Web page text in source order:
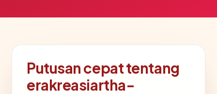
Putusan cepat tentang
erakreasiartha-